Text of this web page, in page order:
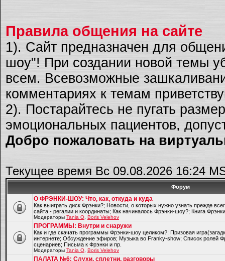
Правила общения на сайте
1). Сайт предназначен для
шоу"! При создании новой темы
всем. Всевозможные
комментариях к темам
2). Постарайтесь не пугать
эмоциональных пациентов,
Добро пожаловать на
Текущее время Вс 09.08.2026 16:24
Форум
О ФРЭНКИ-ШОУ: Что, как, откуда и куда
Как выиграть диск Фрэнки?; Новости, о которых нужно узнать прежде
сайта - регалии и координаты; Как начиналось Фрэнки-шоу?; Книга
Модераторы Tania O Boris Velehov
ПРОГРАММЫ: Внутри и снаружи
Как и где скачать программы Фрэнки-шоу целиком?; Призовая
интернете; Обсуждение эфиров; Музыка во Franky-show; Список ролей
сценариев; Письма к Фрэнки и пр.
Модераторы Tania O Boris Velehov
ПАЛАТА №6: Слухи, сплетни, разговоры